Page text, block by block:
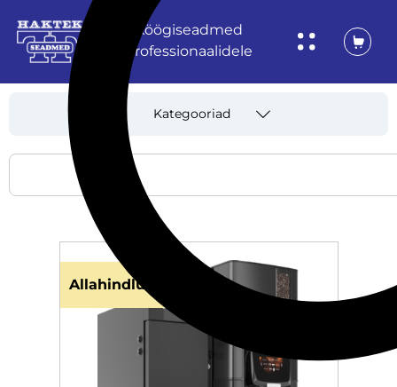
Köögiseadmed
professionaalidele
Kategooriad
Allahindlus!